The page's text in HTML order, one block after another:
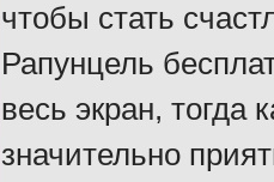
чтобы стать
Рапунцель
весь экран, тогда
значительно